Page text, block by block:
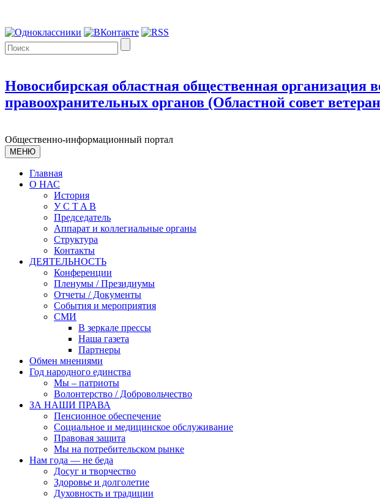
Новосибирская областная общественная организация
правоохранительных органов (Областной совет
Общественно-информационный портал
МЕНЮ
Главная
О НАС
История
У С T A B
Председатель
Аппарат и коллегиальные органы
Структура
Контакты
ДЕЯТЕЛЬНОСТЬ
Конференции
Пленумы / Президиумы
Отчеты / Документы
События и мероприятия
СМИ
В зеркале прессы
Наша газета
Партнеры
Обмен мнениями
Год народного единства
Мы – патриоты
Волонтерство / Добровольчество
ЗА НАШИ ПРАВА
Пенсионное обеспечение
Социальное и медицинское обслуживание
Правовая защита
Мы на потребительском рынке
Нам года — не беда
Досуг и творчество
Здоровье и долголетие
Духовность и традиции